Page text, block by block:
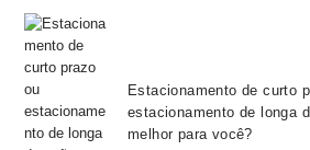
Estacionamento de curto
estacionamento de longa
melhor para você?